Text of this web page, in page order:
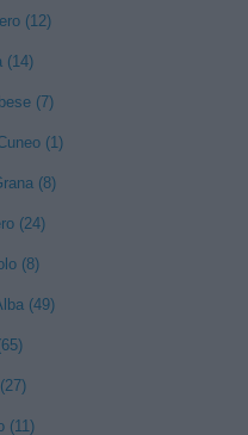
(12)
(14)
(7)
(1)
(8)
(24)
(8)
(49)
(11)